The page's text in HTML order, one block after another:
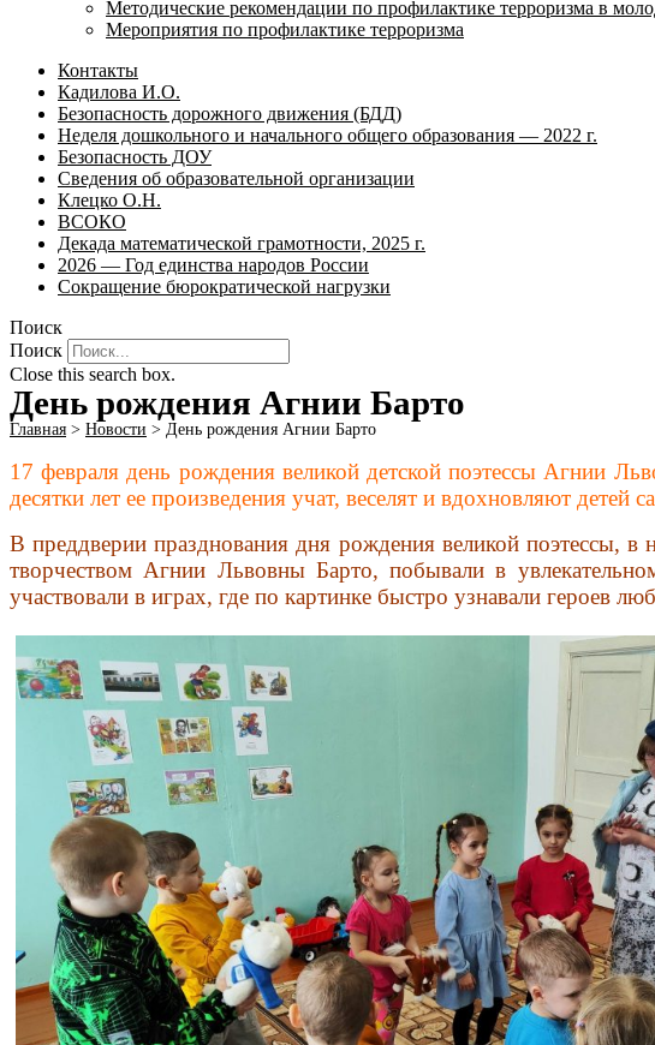
Методические рекомендации по профилактике терроризма в
Мероприятия по профилактике терроризма
Контакты
Кадилова И.О.
Безопасность дорожного движения (БДД)
Неделя дошкольного и начального общего образования — 2022 г.
Безопасность ДОУ
Сведения об образовательной организации
Клецко О.Н.
ВСОКО
Декада математической грамотности, 2025 г.
2026 — Год единства народов России
Сокращение бюрократической нагрузки
Поиск
Поиск
Close this search box.
День рождения Агнии Барто
Главная > Новости > День рождения Агнии Барто
17 февраля день рождения великой детской поэтессы Агнии
десятки лет ее произведения учат, веселят и вдохновляют
В преддверии празднования дня рождения великой поэтессы,
творчеством Агнии Львовны Барто, побывали в
участвовали в играх, где по картинке быстро узнавали героев